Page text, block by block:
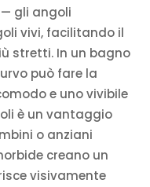
— gli angoli
vivi, facilitando il
stretti. In un bagno
può fare la
e uno vivibile
è un vantaggio
o anziani
creano un
visivamente